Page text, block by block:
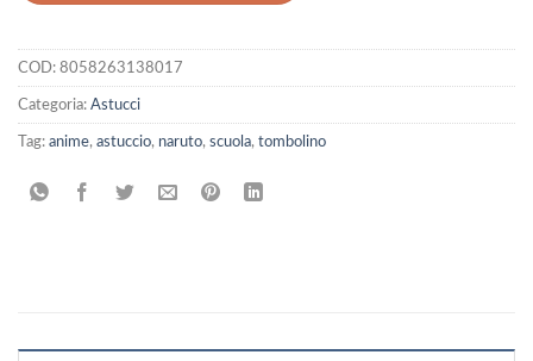
COD: 8058263138017
Categoria: Astucci
Tag: anime, astuccio, naruto, scuola, tombolino